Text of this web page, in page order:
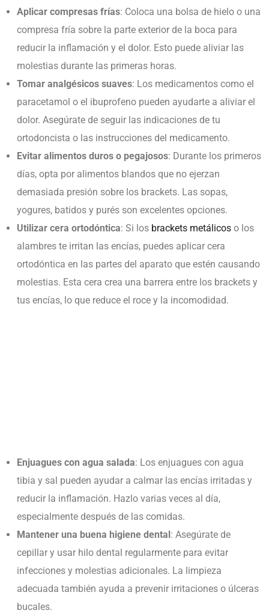
Aplicar compresas frías: Coloca una bolsa de hielo o una
compresa fría sobre la parte exterior de la boca para
reducir la inflamación y el dolor. Esto puede aliviar las
molestias durante las primeras horas.
Tomar analgésicos suaves: Los medicamentos como el
paracetamol o el ibuprofeno pueden ayudarte a aliviar el
dolor. Asegúrate de seguir las indicaciones de tu
ortodoncista o las instrucciones del medicamento.
Evitar alimentos duros o pegajosos: Durante los primeros
días, opta por alimentos blandos que no ejerzan
demasiada presión sobre los brackets. Las sopas,
yogures, batidos y purés son excelentes opciones.
Utilizar cera ortodóntica: Si los brackets metálicos o los
alambres te irritan las encías, puedes aplicar cera
ortodóntica en las partes del aparato que estén causando
molestias. Esta cera crea una barrera entre los brackets y
tus encías, lo que reduce el roce y la incomodidad.
Enjuagues con agua salada: Los enjuagues con agua
tibia y sal pueden ayudar a calmar las encías irritadas y
reducir la inflamación. Hazlo varias veces al día,
especialmente después de las comidas.
Mantener una buena higiene dental: Asegúrate de
cepillar y usar hilo dental regularmente para evitar
infecciones y molestias adicionales. La limpieza
adecuada también ayuda a prevenir irritaciones o úlceras
bucales.